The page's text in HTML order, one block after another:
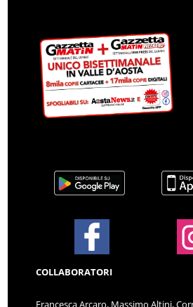
COLLABORATORI
Francesca Arcaro, Massimo Altini,